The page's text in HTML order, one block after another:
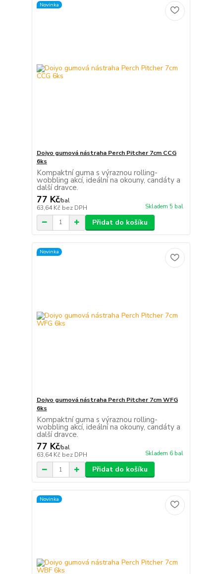
Novinka
Doiyo gumová nástraha Perch Pitcher 7cm CCG
6ks
Kompaktní guma s výraznou rolling-
wobbling akcí, ideální na okouny, candáty a
další dravce.
77 Kč/bal
63,64 Kč bez DPH Skladem 5 bal
Přidat do košíku
Novinka
Doiyo gumová nástraha Perch Pitcher 7cm WFG
6ks
Kompaktní guma s výraznou rolling-
wobbling akcí, ideální na okouny, candáty a
další dravce.
77 Kč/bal
63,64 Kč bez DPH Skladem 6 bal
Přidat do košíku
Novinka